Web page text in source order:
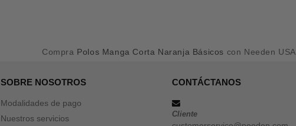
Compra Polos Manga Corta Naranja Básicos con Needen USA
SOBRE NOSOTROS
Modalidades de pago
Nuestros servicios
CONTÁCTANOS
Cliente